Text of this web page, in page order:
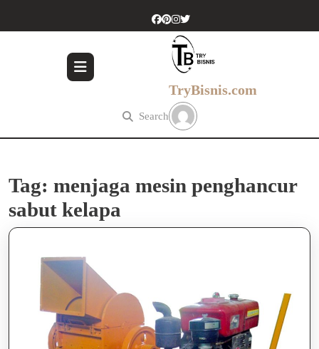
TryBisnis.com
Search
Tag: menjaga mesin penghancur
sabut kelapa